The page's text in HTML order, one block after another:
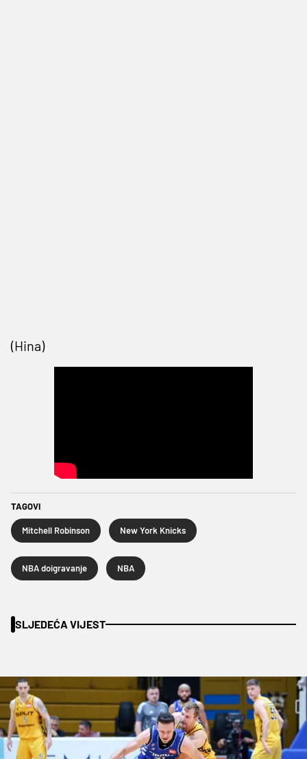
(Hina)
TAGOVI
Mitchell Robinson New York Knicks
NBA doigravanje NBA
SLJEDEĆA VIJEST